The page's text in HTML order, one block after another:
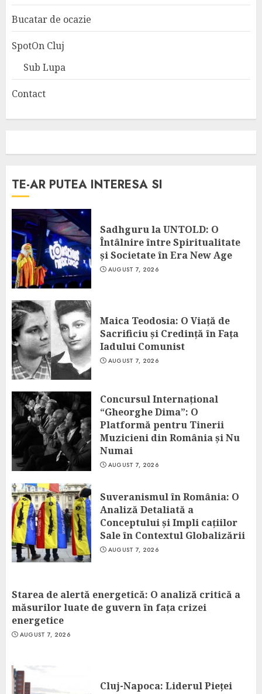
Bucatar de ocazie
SpotOn Cluj
Sub Lupa
Contact
TE-AR PUTEA INTERESA SI
Sadhguru la UNTOLD: O
Întâlnire între Spiritualitate
și Societate în Era New Age
AUGUST 7, 2026
Maica Teodosia: O Viață de
Sacrificiu și Credință în Fața
Iadului Comunist
AUGUST 7, 2026
Concursul Internațional
“Gheorghe Dima”: O
Platformă pentru Tinerii
Muzicieni din România și Nu
Numai
AUGUST 7, 2026
Suveranismul în România: O
Analiză Detaliată a
Conceptului și Impli cațiilor
Sale în Contextul Globalizării
AUGUST 7, 2026
Starea de alertă energetică: O analiză critică a
măsurilor luate de guvern în fața crizei
energetice
AUGUST 7, 2026
Cluj-Napoca: Liderul Pieței